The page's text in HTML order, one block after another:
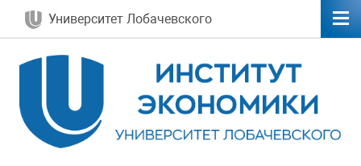
Университет Лобачевского